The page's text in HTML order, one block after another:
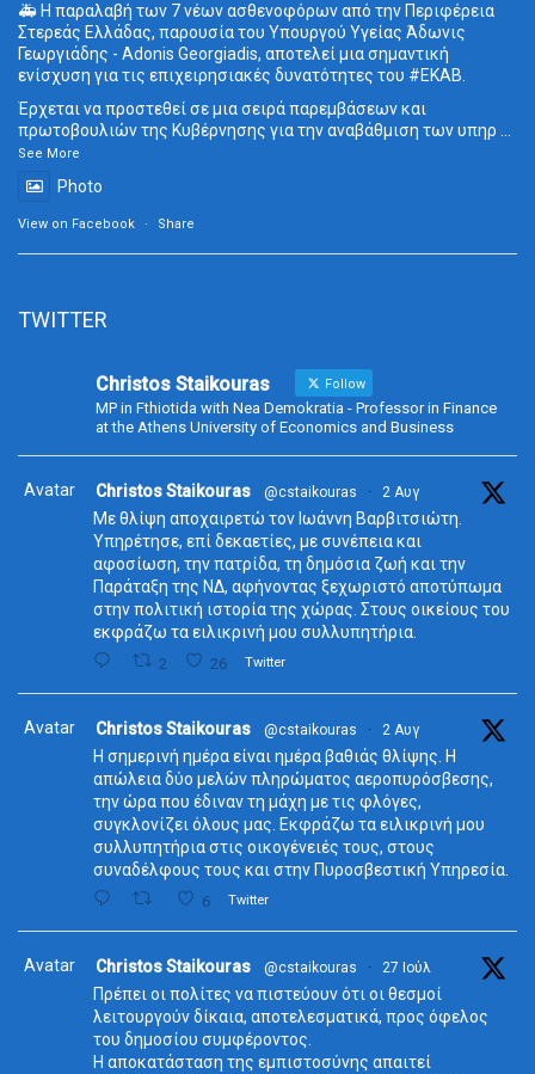
🚑 Η παραλαβή των 7 νέων ασθενοφόρων από την Περιφέρεια
Στερεάς Ελλάδας, παρουσία του Υπουργού Υγείας Άδωνις
Γεωργιάδης - Adonis Georgiadis, αποτελεί μια σημαντική
ενίσχυση για τις επιχειρησιακές δυνατότητες του #ΕΚΑΒ.
Έρχεται να προστεθεί σε μια σειρά παρεμβάσεων και
πρωτοβουλιών της Κυβέρνησης για την αναβάθμιση των υπηρ ...
See More
Photo
View on Facebook · Share
TWITTER
Christos Staikouras Follow
MP in Fthiotida with Nea Demokratia - Professor in Finance
at the Athens University of Economics and Business
Avatar Christos Staikouras @cstaikouras · 2 Αυγ
Με θλίψη αποχαιρετώ τον Ιωάννη Βαρβιτσιώτη.
Υπηρέτησε, επί δεκαετίες, με συνέπεια και
αφοσίωση, την πατρίδα, τη δημόσια ζωή και την
Παράταξη της ΝΔ, αφήνοντας ξεχωριστό αποτύπωμα
στην πολιτική ιστορία της χώρας. Στους οικείους του
εκφράζω τα ειλικρινή μου συλλυπητήρια.
2 26 Twitter
Avatar Christos Staikouras @cstaikouras · 2 Αυγ
Η σημερινή ημέρα είναι ημέρα βαθιάς θλίψης. Η
απώλεια δύο μελών πληρώματος αεροπυρόσβεσης,
την ώρα που έδιναν τη μάχη με τις φλόγες,
συγκλονίζει όλους μας. Εκφράζω τα ειλικρινή μου
συλλυπητήρια στις οικογένειές τους, στους
συναδέλφους τους και στην Πυροσβεστική Υπηρεσία.
6 Twitter
Avatar Christos Staikouras @cstaikouras · 27 Ιούλ
Πρέπει οι πολίτες να πιστεύουν ότι οι θεσμοί
λειτουργούν δίκαια, αποτελεσματικά, προς όφελος
του δημοσίου συμφέροντος.
Η αποκατάσταση της εμπιστοσύνης απαιτεί